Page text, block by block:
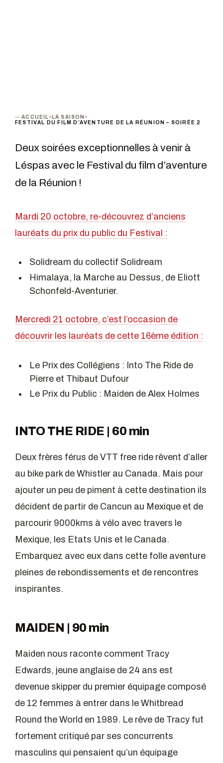
ACCUEIL› LA SAISON ›
FESTIVAL DU FILM D’AVENTURE DE LA RÉUNION – SOIRÉE 2
Deux soirées exceptionnelles à venir à
Léspas avec le Festival du film d’aventure
de la Réunion !
Mardi 20 octobre, re-découvrez d’anciens
lauréats du prix du public du Festival :
Solidream du collectif Solidream
Himalaya, la Marche au Dessus, de Eliott
Schonfeld-Aventurier.
Mercredi 21 octobre, c’est l’occasion de
découvrir les lauréats de cette 16ème édition :
Le Prix des Collégiens : Into The Ride de
Pierre et Thibaut Dufour
Le Prix du Public : Maiden de Alex Holmes
INTO THE RIDE | 60 min
Deux frères férus de VTT free ride rêvent d’aller
au bike park de Whistler au Canada. Mais pour
ajouter un peu de piment à cette destination ils
décident de partir de Cancun au Mexique et de
parcourir 9000kms à vélo avec travers le
Mexique, les Etats Unis et le Canada.
Embarquez avec eux dans cette folle aventure
pleines de rebondissements et de rencontres
inspirantes.
MAIDEN | 90 min
Maiden nous raconte comment Tracy
Edwards, jeune anglaise de 24 ans est
devenue skipper du premier équipage composé
de 12 femmes à entrer dans le Whitbread
Round the World en 1989. Le rêve de Tracy fut
fortement critiqué par ses concurrents
masculins qui pensaient qu’un équipage